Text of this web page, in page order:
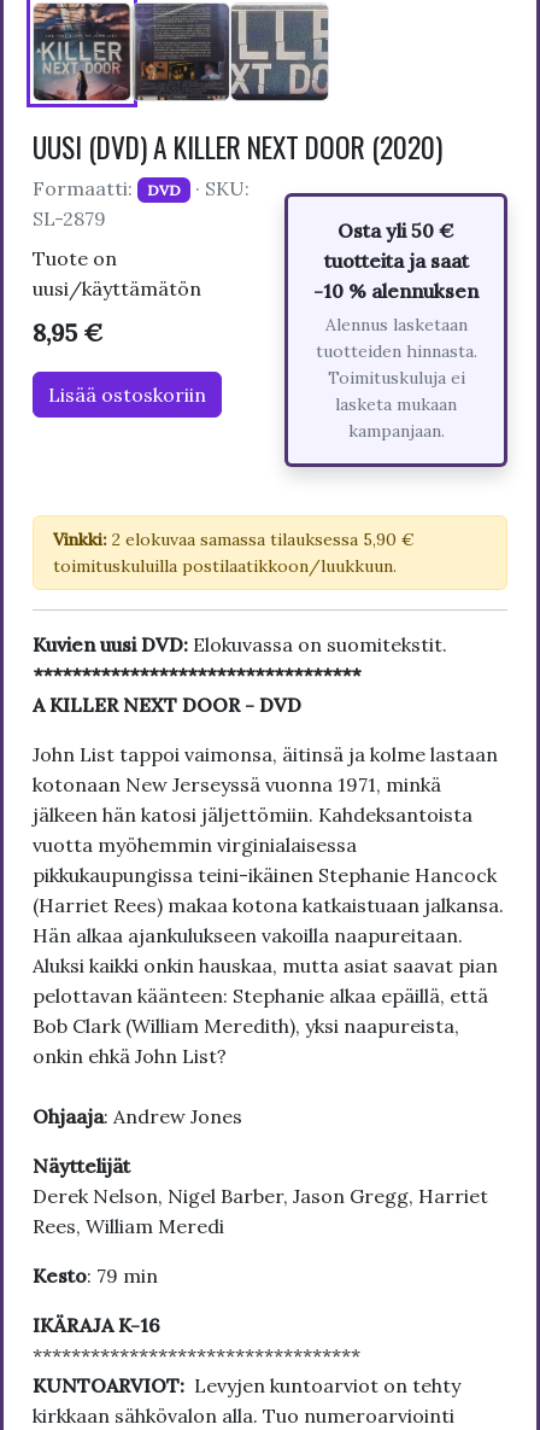
UUSI (DVD) A KILLER NEXT DOOR (2020)
Formaatti: DVD · SKU:
SL-2879
Tuote on
uusi/käyttämätön
8,95 €
Lisää ostoskoriin
Osta yli 50 €
tuotteita ja saat
-10 % alennuksen
Alennus lasketaan
tuotteiden hinnasta.
Toimituskuluja ei
lasketa mukaan
kampanjaan.
Vinkki: 2 elokuvaa samassa tilauksessa 5,90 €
toimituskuluilla postilaatikkoon/luukkuun.
Kuvien uusi DVD: Elokuvassa on suomitekstit.
**********************************
A KILLER NEXT DOOR - DVD
John List tappoi vaimonsa, äitinsä ja kolme lastaan
kotonaan New Jerseyssä vuonna 1971, minkä
jälkeen hän katosi jäljettömiin. Kahdeksantoista
vuotta myöhemmin virginialaisessa
pikkukaupungissa teini-ikäinen Stephanie Hancock
(Harriet Rees) makaa kotona katkaistuaan jalkansa.
Hän alkaa ajankulukseen vakoilla naapureitaan.
Aluksi kaikki onkin hauskaa, mutta asiat saavat pian
pelottavan käänteen: Stephanie alkaa epäillä, että
Bob Clark (William Meredith), yksi naapureista,
onkin ehkä John List?
Ohjaaja: Andrew Jones
Näyttelijät
Derek Nelson, Nigel Barber, Jason Gregg, Harriet
Rees, William Meredi
Kesto: 79 min
IKÄRAJA K-16
**********************************
KUNTOARVIOT: Levyjen kuntoarviot on tehty
kirkkaan sähkövalon alla. Tuo numeroarviointi